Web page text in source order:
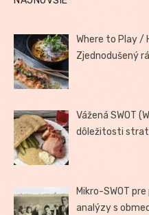
Where to Play /
Zjednodušený
Vážená SWOT
dôležitosti
Mikro-SWOT
analýzy s